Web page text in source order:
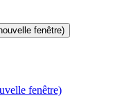
fenêtre)
fenêtre)